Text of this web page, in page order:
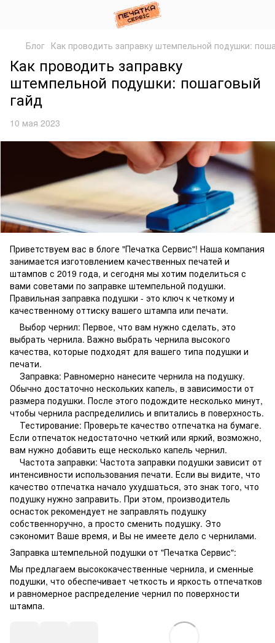
Блог Как проводить заправку штемпельной подушки:
Как проводить заправку
штемпельной подушки: пошаговый
гайд
10 мая 2023
Приветствуем вас в блоге "Печатка Сервис"! Наша компания
занимается изготовлением качественных печатей и
штампов с 2019 года, и сегодня мы хотим поделиться с
вами советами по заправке штемпельной подушки.
Правильная заправка подушки - это ключ к четкому и
качественному оттиску вашего штампа или печати.
Выбор чернил: Первое, что вам нужно сделать, это
выбрать чернила. Важно выбрать чернила высокого
качества, которые подходят для вашего типа подушки и
печати.
Заправка: Равномерно нанесите чернила на подушку.
Обычно достаточно нескольких капель, в зависимости от
размера подушки. После этого подождите несколько минут,
чтобы чернила распределились и впитались в поверхность.
Тестирование: Проверьте качество отпечатка на бумаге.
Если отпечаток недостаточно четкий или яркий, возможно,
вам нужно добавить еще несколько капель чернил.
Частота заправки: Частота заправки подушки зависит от
интенсивности использования печати. Если вы видите, что
качество отпечатка начало ухудшаться, это знак того, что
подушку нужно заправить. При этом, производитель
оснасток рекомендует не заправлять подушку
собственноручно, а просто сменить подушку. Это
сэкономит Ваше время, и Вы не имеете дело с чернилами.
Заправка штемпельной подушки от "Печатка Сервис":
Мы предлагаем высококачественные чернила, и сменные
подушки, что обеспечивает четкость и яркость отпечатков
и равномерное распределение чернил по поверхности
штампа.